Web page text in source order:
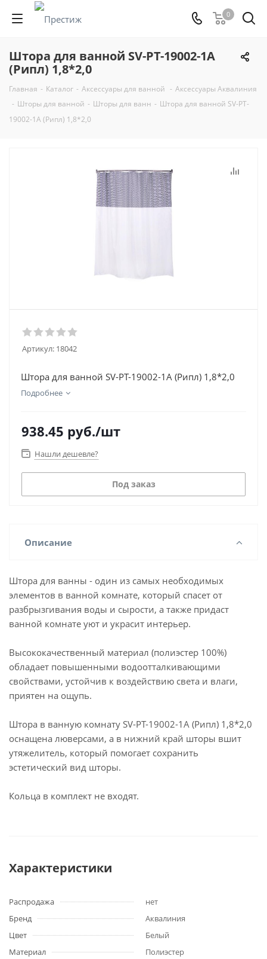
0
Штора для ванной SV-PT-19002-1A
(Рипл) 1,8*2,0
Главная - Каталог - Аксессуары для ванной - Аксессуары Аквалиния
- Шторы для ванной - Шторы для ванн - Штора для ванной SV-PT-
19002-1A (Рипл) 1,8*2,0
Артикул: 18042
Штора для ванной SV-PT-19002-1A (Рипл) 1,8*2,0
Подробнее
938.45 руб./шт
Нашли дешевле?
Под заказ
Описание
Штора для ванны - один из самых необходимых
элементов в ванной комнате, который спасет от
разбрызгивания воды и сырости, а также придаст
ванной комнате уют и украсит интерьер.
Высококачественный материал (полиэстер 100%)
обладает повышенными водоотталкивающими
свойствами, устойчив к воздействию света и влаги,
приятен на ощупь.
Штора в ванную комнату SV-PT-19002-1A (Рипл) 1,8*2,0
оснащена люверсами, а в нижний край шторы вшит
утяжелитель, который помогает сохранить
эстетический вид шторы.
Кольца в комплект не входят.
Характеристики
Распродажа
нет
Бренд
Аквалиния
Цвет
Белый
Материал
Полиэстер